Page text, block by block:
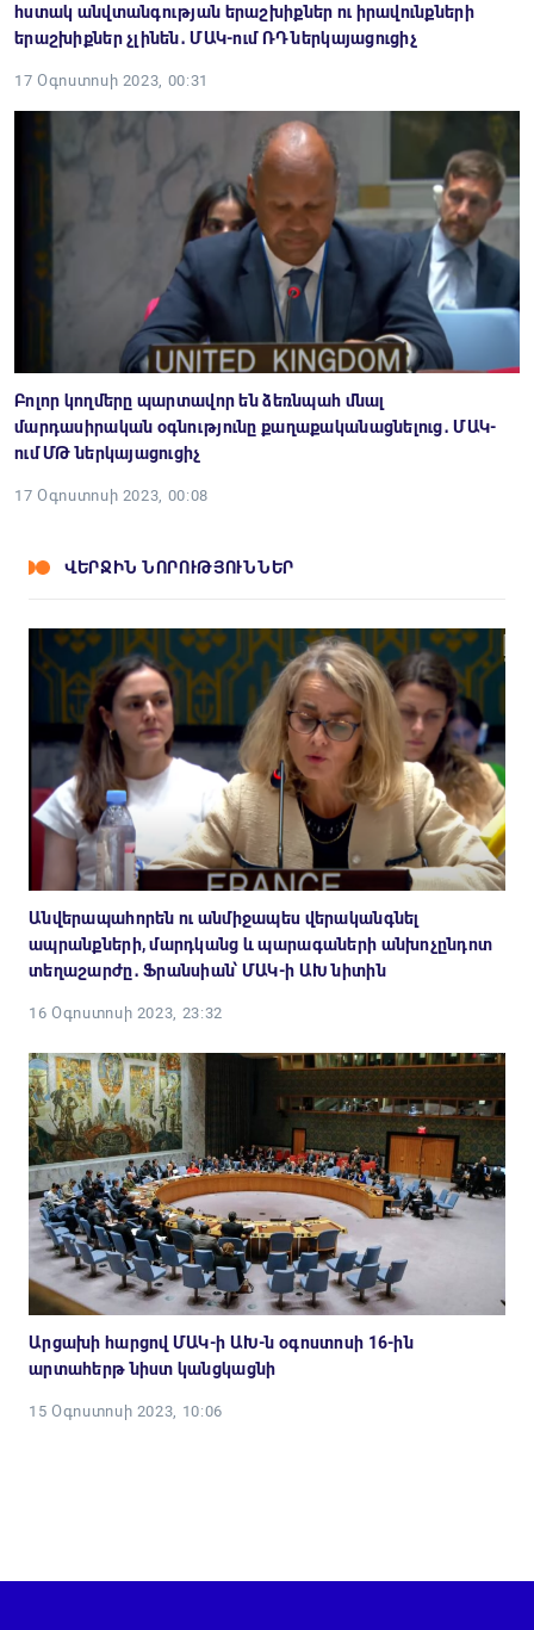
հստակ անվտանգության երաշխիքներ ու իրավունքների
երաշխիքներ չլինեն․ ՄԱԿ-ում ՌԴ ներկայացուցիչ
17 Օգոստոսի 2023, 00:31
Բոլոր կողմերը պարտավոր են ձեռնպահ մնալ
մարդասիրական օգնությունը քաղաքականացնելուց․ ՄԱԿ-
ում ՄԹ ներկայացուցիչ
17 Օգոստոսի 2023, 00:08
ՎԵՐՋԻՆ ՆՈՐՈՒԹՅՈՒՆՆԵՐ
Անվերապահորեն ու անմիջապես վերականգնել
ապրանքների, մարդկանց և պարագաների անխոչընդոտ
տեղաշարժը․ Ֆրանսիան՝ ՄԱԿ-ի ԱԽ նիտին
16 Օգոստոսի 2023, 23:32
Արցախի հարցով ՄԱԿ-ի ԱԽ-ն օգոստոսի 16-ին
արտահերթ նիստ կանցկացնի
15 Օգոստոսի 2023, 10:06